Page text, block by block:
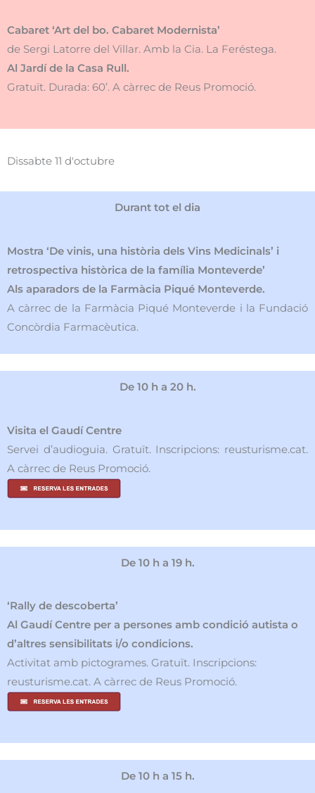
Cabaret ‘Art del bo. Cabaret Modernista’
de Sergi Latorre del Villar. Amb la Cia. La Feréstega.
Al Jardí de la Casa Rull.
Gratuït. Durada: 60’. A càrrec de Reus Promoció.
Dissabte 11 d'octubre
Durant tot el dia
Mostra ‘De vinis, una història dels Vins Medicinals’ i
retrospectiva històrica de la família Monteverde’
Als aparadors de la Farmàcia Piqué Monteverde.
A càrrec de la Farmàcia Piqué Monteverde i la Fundació
Concòrdia Farmacèutica.
De 10 h a 20 h.
Visita el Gaudí Centre
Servei d’audioguia. Gratuït. Inscripcions: reusturisme.cat.
A càrrec de Reus Promoció.
De 10 h a 19 h.
‘Rally de descoberta’
Al Gaudí Centre per a persones amb condició autista o
d’altres sensibilitats i/o condicions.
Activitat amb pictogrames. Gratuït. Inscripcions:
reusturisme.cat. A càrrec de Reus Promoció.
De 10 h a 15 h.